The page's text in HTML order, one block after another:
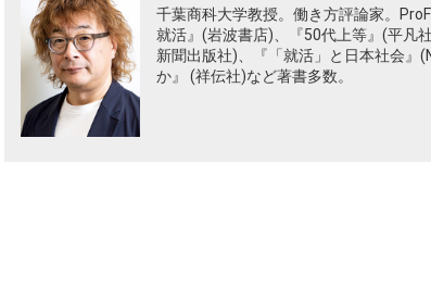
千葉商科大学教授。働き方評論家。
就活』(岩波書店)、『50代上等』(平凡
新聞出版社)、『「就活」と日本社会』
か』 (祥伝社)など著書多数。